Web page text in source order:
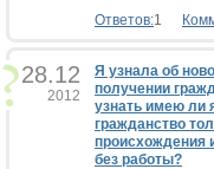
Ответов:1
28.12
2012
Я узнала об
получении
узнать имею ли
гражданство
происхождения
без работы?